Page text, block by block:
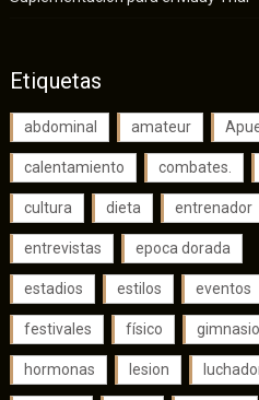
Etiquetas
abdominal amateur
calentamiento combates.
cultura dieta entrenador
entrevistas epoca dorada
estadios estilos eventos
festivales físico
hormonas lesion